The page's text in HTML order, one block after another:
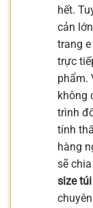
hết.
cản
trang
trực
phẩm.
không
trình
tính
hàng
sẽ
size